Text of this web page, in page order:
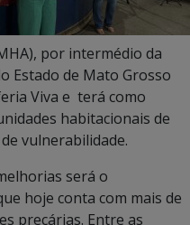
por intermédio da
Estado de Mato Grosso
Viva e terá como
habitacionais de
vulnerabilidade.
será o
hoje conta com mais de
precárias. Entre as